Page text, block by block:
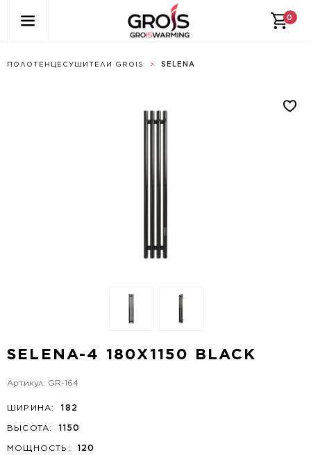
0
ПОЛОТЕНЦЕСУШИТЕЛИ GROIS > SELENA
SELENA-4 180X1150 BLACK
Артикул: GR-164
ШИРИНА:
182
ВЫСОТА:
1150
МОЩНОСТЬ:
120